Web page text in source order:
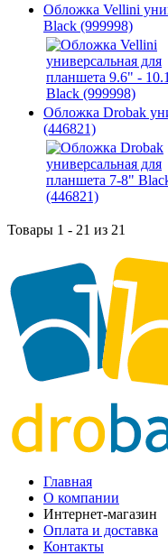
Обложка Vellini
Black (999998)
Обложка Drobak
(446821)
Товары 1 - 21 из 21
Главная
О компании
Интернет-магазин
Оплата и доставка
Контакты